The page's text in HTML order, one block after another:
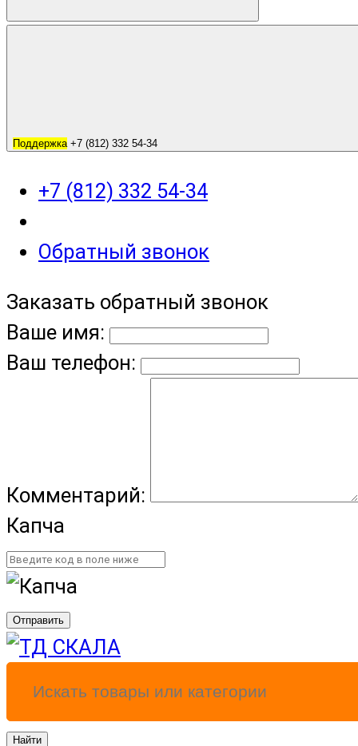
Поддержка +7 (812) 332 54-34
+7 (812) 332 54-34
Обратный звонок
Заказать обратный звонок
Ваше имя:
Ваш телефон:
Комментарий:
Капча
Отправить
Найти